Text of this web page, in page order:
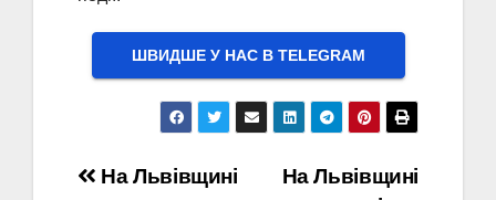
ШВИДШЕ У НАС В ТELEGRAM
Навігація
На Львівщині
На Львівщині